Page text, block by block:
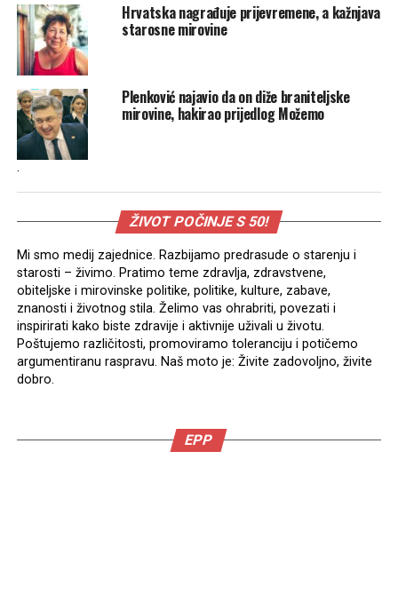
Hrvatska nagrađuje prijevremene, a kažnjava
starosne mirovine
Plenković najavio da on diže braniteljske
mirovine, hakirao prijedlog Možemo
.
ŽIVOT POČINJE S 50!
Mi smo medij zajednice. Razbijamo predrasude o starenju i
starosti – živimo. Pratimo teme zdravlja, zdravstvene,
obiteljske i mirovinske politike, politike, kulture, zabave,
znanosti i životnog stila. Želimo vas ohrabriti, povezati i
inspirirati kako biste zdravije i aktivnije uživali u životu.
Poštujemo različitosti, promoviramo toleranciju i potičemo
argumentiranu raspravu. Naš moto je: Živite zadovoljno, živite
dobro.
EPP